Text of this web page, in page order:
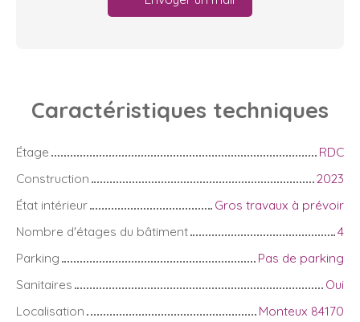
Caractéristiques techniques
Étage
RDC
Construction
2023
État intérieur
Gros travaux à prévoir
Nombre d'étages du bâtiment
4
Parking
Pas de parking
Sanitaires
Oui
Localisation
Monteux 84170